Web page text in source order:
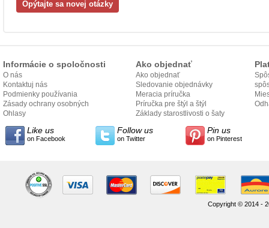
Informácie o spoločnosti
O nás
Kontaktuj nás
Podmienky používania
Zásady ochrany osobných
údajov
Ohlasy
Ako objednať
Ako objednať
Sledovanie objednávky
Meracia príručka
Príručka pre štýl a štýl
Základy starostlivosti o šaty
Like us
on Facebook
Follow us
on Twitter
Pin us
on Pinterest
Copyright © 2014 -